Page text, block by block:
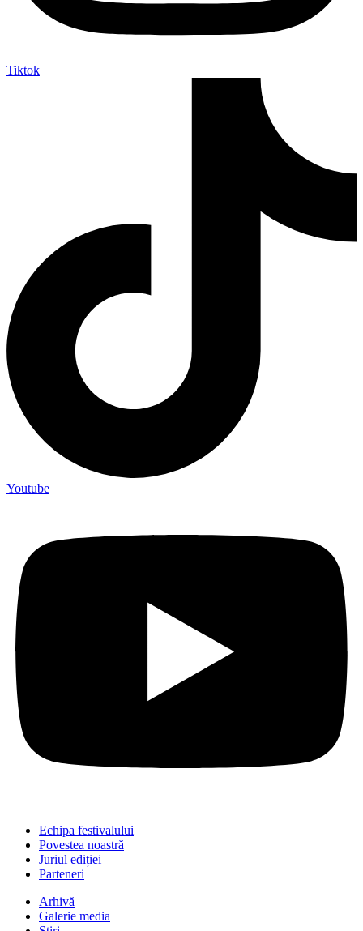
Tiktok
Youtube
Echipa festivalului
Povestea noastră
Juriul ediției
Parteneri
Arhivă
Galerie media